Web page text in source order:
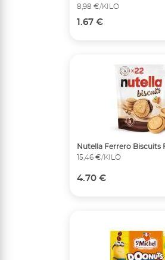
8,98 €/KILO
1.67 €
Nutella Ferrero Biscuits
15,46 €/KILO
4.70 €